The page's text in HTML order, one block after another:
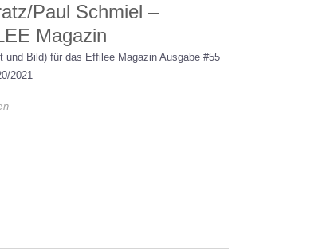
Paul Schmiel –
Magazin
und Bild) für das Effilee Magazin Ausgabe #55
2021